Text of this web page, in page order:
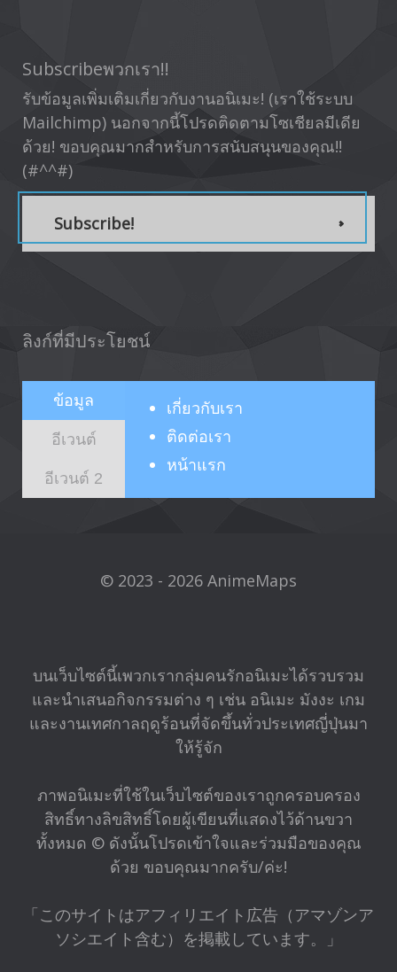
Subscribeพวกเรา!!
รับข้อมูลเพิ่มเติมเกี่ยวกับงานอนิเมะ! (เราใช้ระบบ
Mailchimp) นอกจากนี้โปรดติดตามโซเชียลมีเดีย
ด้วย! ขอบคุณมากสำหรับการสนับสนุนของคุณ!!
(#^^#)
Subscribe!
ลิงก์ที่มีประโยชน์
ข้อมูล
อีเวนต์
อีเวนต์ 2
เกี่ยวกับเรา
ติดต่อเรา
หน้าแรก
© 2023 - 2026 AnimeMaps
บนเว็บไซต์นี้เพวกเรากลุ่มคนรักอนิเมะได้รวบรวม
และนำเสนอกิจกรรมต่าง ๆ เช่น อนิเมะ มังงะ เกม
และงานเทศกาลฤดูร้อนที่จัดขึ้นทั่วประเทศญี่ปุ่นมา
ให้รู้จัก
ภาพอนิเมะที่ใช้ในเว็บไซต์ของเราถูกครอบครอง
สิทธิ์ทางลิขสิทธิ์โดยผู้เขียนที่แสดงไว้ด้านขวา
ทั้งหมด © ดังนั้นโปรดเข้าใจและร่วมมือของคุณ
ด้วย ขอบคุณมากครับ/ค่ะ!
「このサイトはアフィリエイト広告（アマゾンア
ソシエイト含む）を掲載しています。」